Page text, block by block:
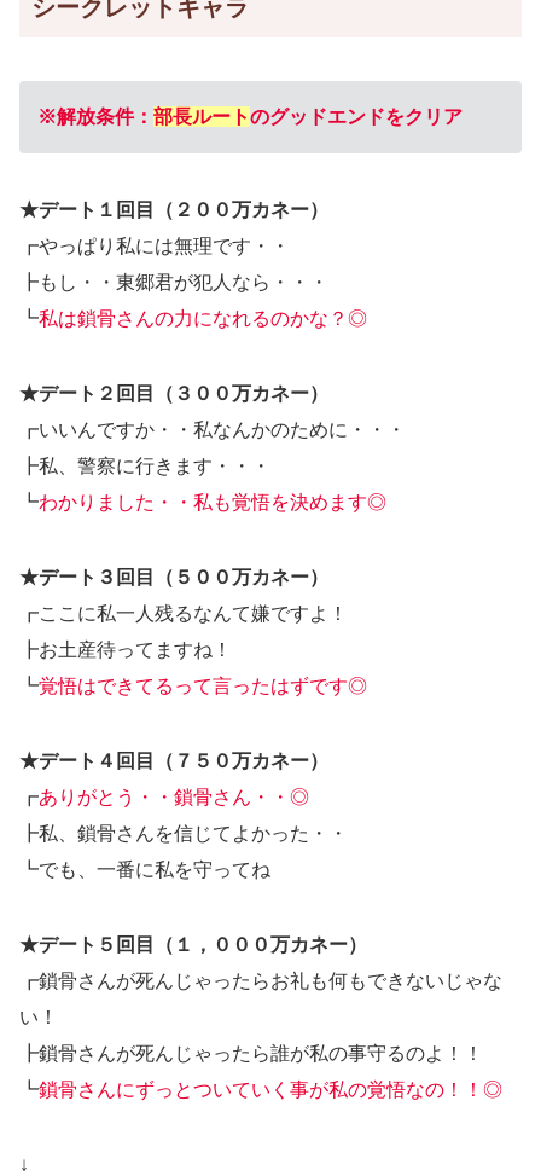
シークレットキャラ
※解放条件： 部長ルートのグッドエンドをクリア
★デート１回目（２００万カネー）
┏やっぱり私には無理です・・
┣もし・・東郷君が犯人なら・・・
┗私は鎖骨さんの力になれるのかな？◎
★デート２回目（３００万カネー）
┏いいんですか・・私なんかのために・・・
┣私、警察に行きます・・・
┗わかりました・・私も覚悟を決めます◎
★デート３回目（５００万カネー）
┏ここに私一人残るなんて嫌ですよ！
┣お土産待ってますね！
┗覚悟はできてるって言ったはずです◎
★デート４回目（７５０万カネー）
┏ありがとう・・鎖骨さん・・◎
┣私、鎖骨さんを信じてよかった・・
┗でも、一番に私を守ってね
★デート５回目（１，０００万カネー）
┏鎖骨さんが死んじゃったらお礼も何もできないじゃな
い！
┣鎖骨さんが死んじゃったら誰が私の事守るのよ！！
┗鎖骨さんにずっとついていく事が私の覚悟なの！！◎
↓